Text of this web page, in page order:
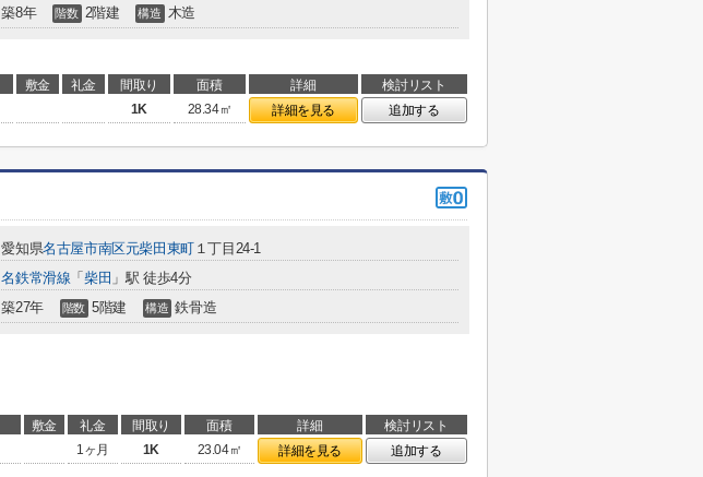
築8年 階数 2階建 構造 木造
敷金 礼金 間取り 面積 詳細
検討リスト
1K 28.34㎡ 詳細を見る 追加する
愛知県名古屋市南区元柴田東町１丁目24-1
名鉄常滑線 「 柴田 」駅 徒歩4分
築27年 階数 5階建 構造 鉄骨造
敷金 礼金 間取り 面積 詳細
検討リスト
1ヶ月 1K 23.04㎡ 詳細を見る 追加する